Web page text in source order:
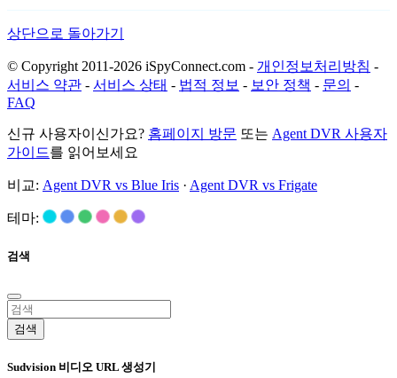
상단으로 돌아가기
© Copyright 2011-2026 iSpyConnect.com - 개인정보처리방침 -
서비스 약관 - 서비스 상태 - 법적 정보 - 보안 정책 - 문의 -
FAQ
신규 사용자이신가요? 홈페이지 방문 또는 Agent DVR 사용자
가이드를 읽어보세요
비교: Agent DVR vs Blue Iris · Agent DVR vs Frigate
테마:
검색
검색
Sudvision 비디오 URL 생성기